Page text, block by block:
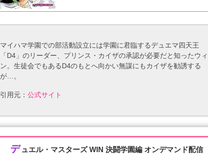
マイハマ学園での部活動設立には学園に君臨するデュエマ四天王
「D4」のリーダー、プリンス・カイザの承認が必要だと知ったウィ
ン。生徒会でもあるD4のもとへ向かい無謀にもカイザを勧誘する
が…。
引用元： 公式サイト
デ ュエル・マスターズ WIN 決闘学園編 オンデマンド配信